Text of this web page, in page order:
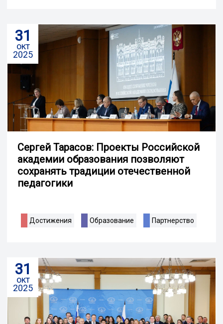
31
окт
2025
Сергей Тарасов: Проекты Российской
академии образования позволяют
сохранять традиции отечественной
педагогики
Достижения Образование Партнерство
31
окт
2025